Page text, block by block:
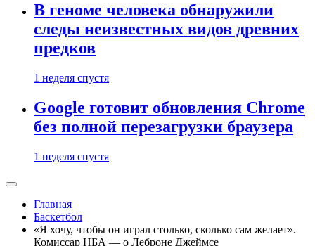
В геноме человека обнаружили
следы неизвестных видов древних
предков
1 неделя спустя
Google готовит обновления Chrome
без полной перезагрузки браузера
1 неделя спустя
Главная
Баскетбол
«Я хочу, чтобы он играл столько, сколько сам желает».
Комиссар НБА — о Леброне Джеймсе